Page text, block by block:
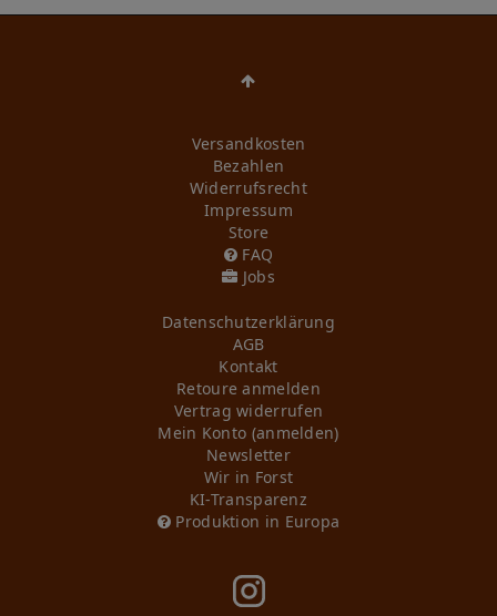
Versandkosten
Bezahlen
Widerrufs­recht
Impressum
Store
FAQ
Jobs
Daten­schutz­erklärung
AGB
Kontakt
Retoure anmelden
Vertrag widerrufen
Mein Konto (anmelden)
Newsletter
Wir in Forst
KI-Transparenz
Produktion in Europa